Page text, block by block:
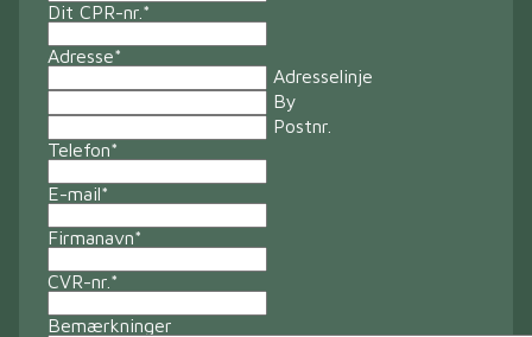
Dit CPR-nr. *
Adresse*
Adresselinje
By
Postnr.
Telefon*
E-mail*
Firmanavn*
CVR-nr. *
Bemærkninger